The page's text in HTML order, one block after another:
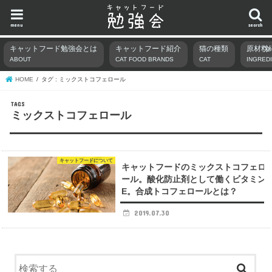
search
menu
キャットフード勉強会とは
ABOUT
キャットフード紹介
CAT FOOD BRANDS
猫の種類
CAT
原材料
HOME タグ : ミックストコフェロール
ミックストコフェロール
キャットフードについて
キャットフードのミックストコフェロ
ール。酸化防止剤として働くビタミン
E。合成トコフェロールとは？
2019.07.30